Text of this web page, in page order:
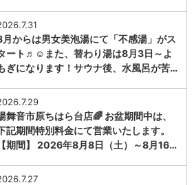
月からは男女美泡湯にて「不感湯」がス
ート♬☺また、替わり湯は8月3日～よ
ぎになります！サウナ後、水風呂が苦…
舞音市原ちはら台店🌈 お盆期間中は、
記期間特別料金にて営業いたします。
【期間】 2026年8月8日（土）～8月16…